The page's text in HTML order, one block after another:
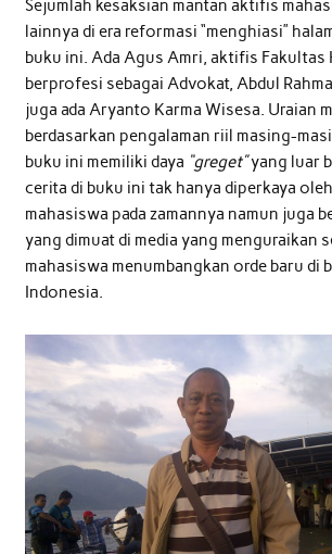
Sejumlah kesaksian mantan aktifis
lainnya di era reformasi “menghiasi”
buku ini. Ada Agus Amri, aktifis Fakultas
berprofesi sebagai Advokat, Abdul
juga ada Aryanto Karma Wisesa. Uraian
berdasarkan pengalaman riil masing-
buku ini memiliki daya “greget”yang luar
cerita di buku ini tak hanya diperkaya
mahasiswa pada zamannya namun juga
yang dimuat di media yang menguraikan
mahasiswa menumbangkan orde baru di
Indonesia.